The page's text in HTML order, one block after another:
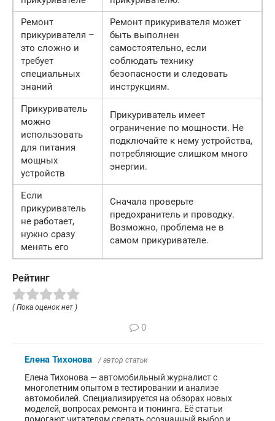
Ремонт
прикуривателя –
это сложно и
требует
специальных
знаний
Ремонт прикуривателя может
быть выполнен
самостоятельно, если
соблюдать технику
безопасности и следовать
инструкциям.
Прикуриватель
можно
использовать
для питания
мощных
устройств
Прикуриватель имеет
ограничение по мощности. Не
подключайте к нему устройства,
потребляющие слишком много
энергии.
Если
прикуриватель
не работает,
нужно сразу
менять его
Сначала проверьте
предохранитель и проводку.
Возможно, проблема не в
самом прикуривателе.
Рейтинг
( Пока оценок нет )
0
Елена Тихонова / автор статьи
Елена Тихонова — автомобильный журналист с
многолетним опытом в тестировании и анализе
автомобилей. Специализируется на обзорах новых
моделей, вопросах ремонта и тюнинга. Её статьи